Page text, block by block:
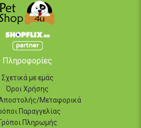
Πληροφορίες
Σχετικά με εμάς
Όροι Χρήσης
Μεταφορικά
Παραγγελίας
Πληρωμής